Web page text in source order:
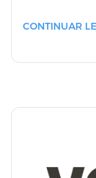
CONTINUAR